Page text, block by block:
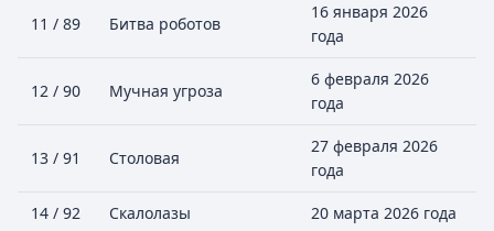
11 / 89 Битва роботов
16 января 2026
года
12 / 90 Мучная угроза
6 февраля 2026
года
13 / 91 Столовая
27 февраля 2026
года
14 / 92 Скалолазы 20 марта 2026 года